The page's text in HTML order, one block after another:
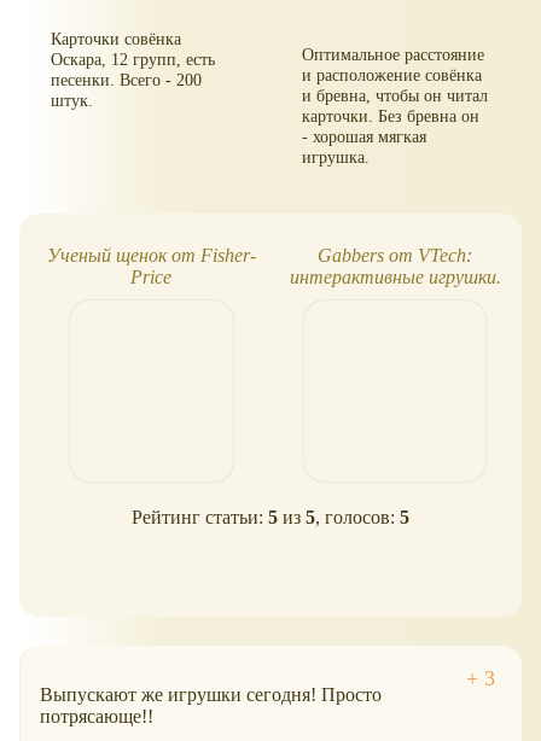
Карточки совёнка
Оскара, 12 групп, есть
песенки. Всего - 200
штук.
Оптимальное расстояние
и расположение совёнка
и бревна, чтобы он читал
карточки. Без бревна он
- хорошая мягкая
игрушка.
Ученый щенок от Fisher-
Price
Gabbers от VTech:
интерактивные игрушки.
Рейтинг статьи: 5 из 5, голосов: 5
Выпускают же игрушки сегодня! Просто
потрясающе!!